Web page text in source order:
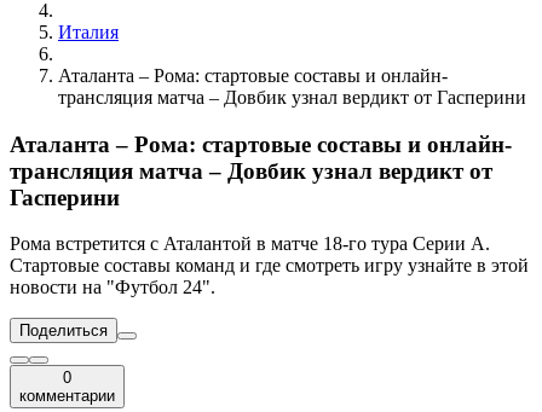
Италия
Аталанта – Рома: стартовые составы и онлайн-
трансляция матча – Довбик узнал вердикт от Гасперини
Аталанта – Рома: стартовые составы и онлайн-
трансляция матча – Довбик узнал вердикт от
Гасперини
Рома встретится с Аталантой в матче 18-го тура Серии А.
Стартовые составы команд и где смотреть игру узнайте в этой
новости на "Футбол 24".
Поделиться
0
комментарии